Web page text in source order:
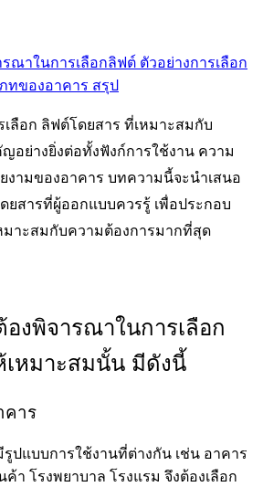
ณาในการเลือกลิฟต์ ตัวอย่างการเลือก
ทของอาคาร สรุป
ลือก ลิฟต์โดยสาร ที่เหมาะสมกับ
อย่างยิ่งต่อทั้งฟังก์การใช้งาน ความ
งามของอาคาร บทความนี้จะนำเสนอ
ยสารที่ผู้ออกแบบควรรู้ เพื่อประกอบ
มาะสมกับความต้องการมากที่สุด
งพิจารณาในการเลือก
เหมาะสมนั้น มีดังนี้
คาร
ปแบบการใช้งานที่ต่างกัน เช่น อาคาร
า โรงพยาบาล โรงแรม จึงต้องเลือก